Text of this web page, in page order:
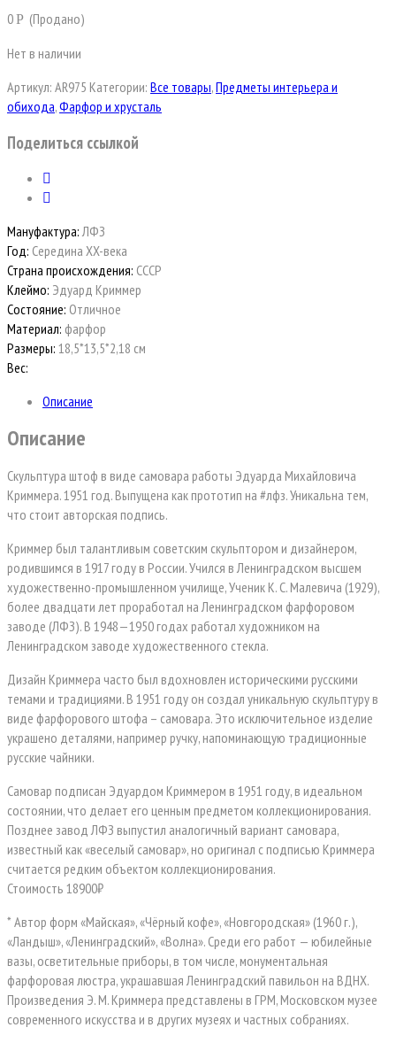
0Р (Продано)
Нет в наличии
Артикул: AR975 Категории: Все товары,Предметы интерьера и
обихода,Фарфор и хрусталь
Поделиться ссылкой
Мануфактура: ЛФЗ
Год: Середина XX-века
Страна происхождения: СССР
Клеймо: Эдуард Криммер
Состояние: Отличное
Материал: фарфор
Размеры: 18,5*13,5*2,18 см
Вес:
Описание
Описание
Скульптура штоф в виде самовара работы Эдуарда Михайловича
Криммера. 1951 год. Выпущена как прототип на #лфз. Уникальна тем,
что стоит авторская подпись.
Криммер был талантливым советским скульптором и дизайнером,
родившимся в 1917 году в России. Учился в Ленинградском высшем
художественно-промышленном училище, Ученик К. С. Малевича (1929),
более двадцати лет проработал на Ленинградском фарфоровом
заводе (ЛФЗ). В 1948—1950 годах работал художником на
Ленинградском заводе художественного стекла.
Дизайн Криммера часто был вдохновлен историческими русскими
темами и традициями. В 1951 году он создал уникальную скульптуру в
виде фарфорового штофа – самовара. Это исключительное изделие
украшено деталями, например ручку, напоминающую традиционные
русские чайники.
Самовар подписан Эдуардом Криммером в 1951 году, в идеальном
состоянии, что делает его ценным предметом коллекционирования.
Позднее завод ЛФЗ выпустил аналогичный вариант самовара,
известный как «веселый самовар», но оригинал с подписью Криммера
считается редким объектом коллекционирования.
Стоимость 18900₽
* Автор форм «Майская», «Чёрный кофе», «Новгородская» (1960 г.),
«Ландыш», «Ленинградский», «Волна». Среди его работ — юбилейные
вазы, осветительные приборы, в том числе, монументальная
фарфоровая люстра, украшавшая Ленинградский павильон на ВДНХ.
Произведения Э. М. Криммера представлены в ГРМ, Московском музее
современного искусства и в других музеях и частных собраниях.